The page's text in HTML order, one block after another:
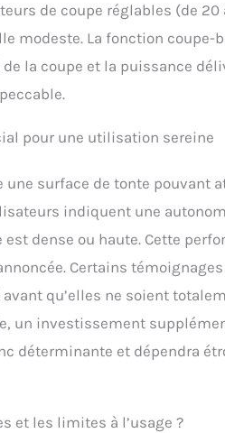
de coupe réglables (de
modeste. La fonction coupe-
la coupe et la puissance
pour une utilisation sereine
une surface de tonte pouvant
indiquent une
dense ou haute. Cette
Certains
qu’elles ne soient
un investissement
déterminante et dépendra
et les limites à l’usage ?